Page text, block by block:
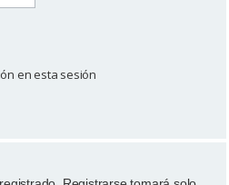
en esta sesión